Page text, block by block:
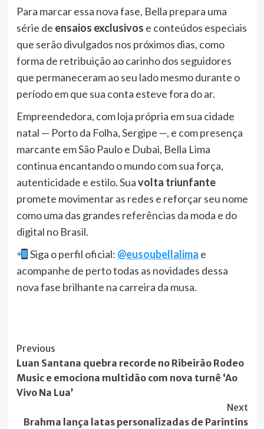
Para marcar essa nova fase, Bella prepara uma
série de ensaios exclusivos e conteúdos especiais
que serão divulgados nos próximos dias, como
forma de retribuição ao carinho dos seguidores
que permaneceram ao seu lado mesmo durante o
período em que sua conta esteve fora do ar.
Empreendedora, com loja própria em sua cidade
natal — Porto da Folha, Sergipe —, e com presença
marcante em São Paulo e Dubai, Bella Lima
continua encantando o mundo com sua força,
autenticidade e estilo. Suavolta triunfante
promete movimentar as redes e reforçar seu nome
como uma das grandes referências da moda e do
digital no Brasil.
Siga o perfil oficial: @eusoubellalima e
acompanhe de perto todas as novidades dessa
nova fase brilhante na carreira da musa.
Post
Navigation
Previous
Luan Santana quebra recorde no Ribeirão Rodeo
Music e emociona multidão com nova turnê ‘Ao
Vivo Na Lua’
Next
Brahma lança latas personalizadas de Parintins